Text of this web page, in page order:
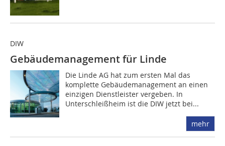
DIW
Gebäudemanagement für Linde
Die Linde AG hat zum ersten Mal das
komplette Gebäudemanagement an einen
einzigen Dienstleister vergeben. In
Unterschleißheim ist die DIW jetzt bei...
mehr